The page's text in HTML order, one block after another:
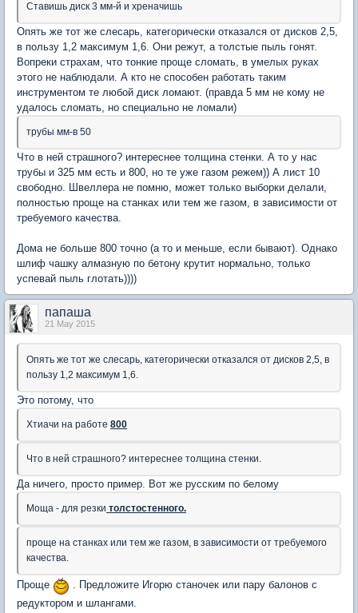
Ставишь диск 3 мм-й и хреначишь
Опять же тот же слесарь, категорически отказался от дисков 2,5,
в пользу 1,2 максимум 1,6. Они режут, а толстые пыль гонят.
Вопреки страхам, что тонкие проще сломать, в умелых руках
этого не наблюдали. А кто не способен работать таким
инструментом те любой диск ломают. (правда 5 мм не кому не
удалось сломать, но специально не ломали)
трубы мм-в 50
Что в ней страшного? интереснее толщина стенки. А то у нас
трубы и 325 мм есть и 800, но те уже газом режем)) А лист 10
свободно. Швеллера не помню, может только выборки делали,
полностью проще на станках или тем же газом, в зависимости от
требуемого качества.
Дома не больше 800 точно (а то и меньше, если бывают). Однако
шлиф чашку алмазную по бетону крутит нормально, только
успевай пыль глотать))))
папаша
21 May 2015
Опять же тот же слесарь, категорически отказался от дисков 2,5, в
пользу 1,2 максимум 1,6.
Это потому, что
Хтиачи на работе 800
Что в ней страшного? интереснее толщина стенки.
Да ничего, просто пример. Вот же русским по белому
Моща - для резки толстостенного.
проще на станках или тем же газом, в зависимости от требуемого
качества.
Проще
. Предложите Игорю станочек или пару балонов с
редуктором и шлангами.